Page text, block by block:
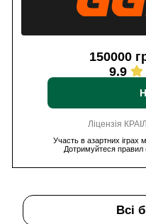
150000
9.9
Ліцензія
Участь в азартних іграх
Дотримуйтеся правил
Всі